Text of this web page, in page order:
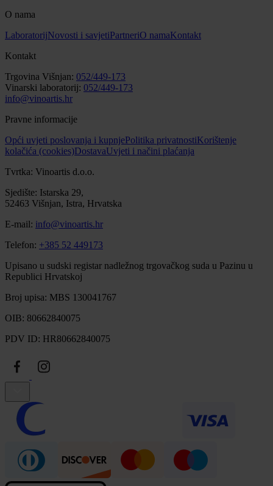
O nama
LaboratorijNovosti i savjetiPartneriO namaKontakt
Kontakt
Trgovina Višnjan: 052/449-173
Vinarski laboratorij: 052/449-173
info@vinoartis.hr
Pravne informacije
Opći uvjeti poslovanja i kupnjePolitika privatnostiKorištenje
kolačića (cookies)DostavaUvjeti i načini plaćanja
Tvrtka: Vinoartis d.o.o.
Sjedište: Istarska 29,
52463 Višnjan, Istra, Hrvatska
E-mail: info@vinoartis.hr
Telefon: +385 52 449173
Upisano u sudski registar nadležnog trgovačkog suda u Pazinu u
Republici Hrvatskoj
Broj upisa: MBS 130041767
OIB: 80662840075
PDV ID: HR80662840075